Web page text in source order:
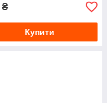
₴
Купити